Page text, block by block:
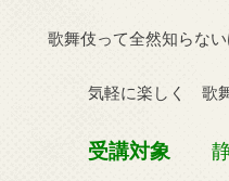
歌舞伎って全然知らな
気軽に楽しく 歌
受講対象 静